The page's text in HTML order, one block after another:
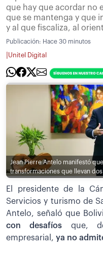
que hay que acordar no
que se mantenga y que
y al que fiscaliza, al
Publicación: Hace 30 minutos
Unitel Digital
Jean Pierre Antelo manifestó
transformaciones que llevan
El presidente de la
Servicios y turismo de
Antelo, señaló que
con desafíos que,
empresarial, ya no